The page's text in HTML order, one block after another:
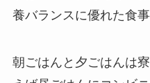
養バランスに優れた食
朝ごはんと夕ごはんは